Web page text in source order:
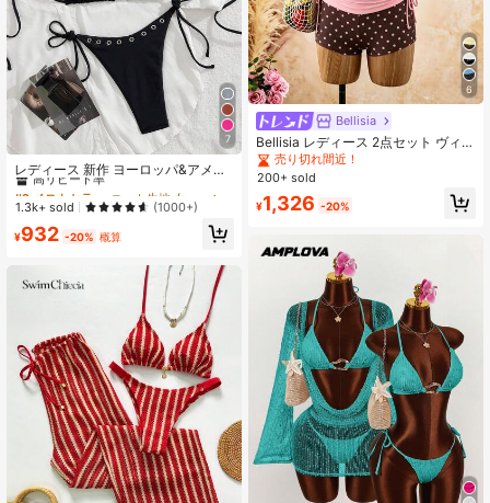
7
レディース 新作 ヨーロッパ&アメリ
カンスタイル ビキニセット バケーシ
ョン ビーチ ブラック サマー リゾー
トウェア
#2 ベストセラー
ニット生地 女性のビキニセット
高リピート率
#2 ベストセラー
高リピート率
#2 ベストセラー
高リピート率
#2 ベストセラー
高リピート率
1.3k+ sold (1000+)
¥932 -20% 概算
6
Bellisia
Bellisia レディース 2点セット ヴィン
テージ水玉柄 スパゲッティストラッ
プタンクトップ＆ドローストリング
ケーション向け
売り切れ間近！
200+ sold
¥1,326 -20%